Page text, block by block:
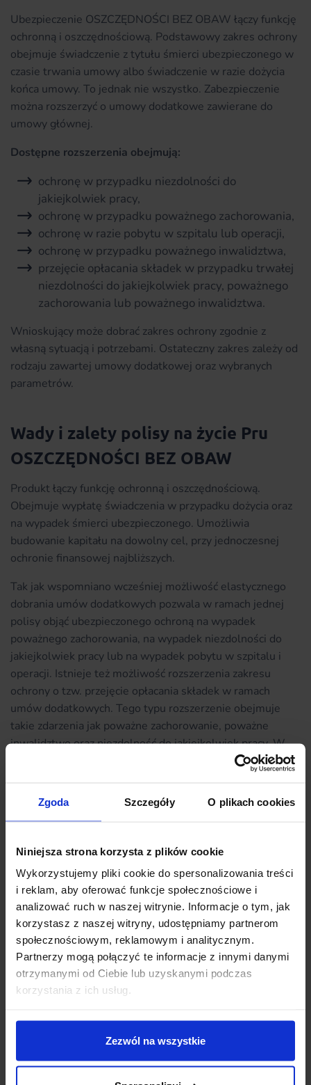
Zgoda Szczegóły O plikach cookies
Niniejsza strona korzysta z plików cookie
Wykorzystujemy pliki cookie do spersonalizowania treści
i reklam, aby oferować funkcje społecznościowe i
analizować ruch w naszej witrynie. Informacje o tym, jak
korzystasz z naszej witryny, udostępniamy partnerom
społecznościowym, reklamowym i analitycznym.
Partnerzy mogą połączyć te informacje z innymi danymi
otrzymanymi od Ciebie lub uzyskanymi podczas
korzystania z ich usług.
Zezwól na wszystkie
Ubezpieczenie OSZCZĘDNOŚCI BEZ OBAW łączy funkcję
ochronną i oszczędnościową. Podstawowy zakres ochrony
obejmuje świadczenie z tytułu śmierci ubezpieczonego w
czasie trwania umowy albo świadczenie w razie dożycia
końca umowy. To jednak nie wszystko. Zabezpieczenie
można rozszerzyć o umowy dodatkowe zawierane do
umowy głównej.
Dostępne rozszerzenia obejmują:
ochronę w przypadku niezdolności do
jakiejkolwiek pracy,
ochronę w przypadku poważnego zachorowania,
ochronę w razie pobytu w szpitalu lub operacji,
ochronę w przypadku poważnego inwalidztwa,
przejęcie opłacania składek w przypadku trwałej
niezdolności do jakiejkolwiek pracy, poważnego
zachorowania lub poważnego inwalidztwa.
Wnioskujący może dobrać zakres ochrony zgodnie z
własną sytuacją i potrzebami. Ostateczny zakres zależy od
rodzaju zawartej umowy dodatkowej oraz wybranych
parametrów.
Wady i zalety polisy na życie Pru
OSZCZĘDNOŚCI BEZ OBAW
Produkt łączy funkcję ochronną i oszczędnościową.
Obejmuje wypłatę świadczenia w przypadku dożycia oraz
na wypadek śmierci ubezpieczonego. Umożliwia
budowanie kapitału na dowolny cel, przy jednoczesnej
ochronie finansowej najbliższych.
Tak jak wspomniano wcześniej możliwość elastycznego
dobrania umów dodatkowych pozwala w ramach jednej
polisy objąć ubezpieczonego ochroną na wypadek
poważnego zachorowania, na wypadek niezdolności do
jakiejkolwiek pracy lub na wypadek pobytu w szpitalu i
operacji. Istnieje też możliwość rozszerzenia zakresu
ochrony o tzw. przejęcie opłacania składek w ramach
umów dodatkowych. Tego typu rozszerzenie obejmuje
takie zdarzenia jak poważne zachorowanie, poważne
inwalidztwo oraz niezdolność do jakiejkolwiek pracy. W
przypadku ich wystąpienia obowiązek dalszego opłacania
ubezpieczeń, dzięki czemu polisa będzie dalej
kontynuowana.
zasadach. Warunkiem otrzymania świadczenia z tytułu
dożycia jest utrzymanie aktywnej umowy do dnia jej
ukończenia zgodnie z zasadami opisanymi w dokumentacji
produktowej.
Mocne i słabe strony ubezpieczenia OSZCZĘDNOŚCI
BEZ OBAW:
Gwarancja wypłaty świadczenia w przypadku
dożycia.